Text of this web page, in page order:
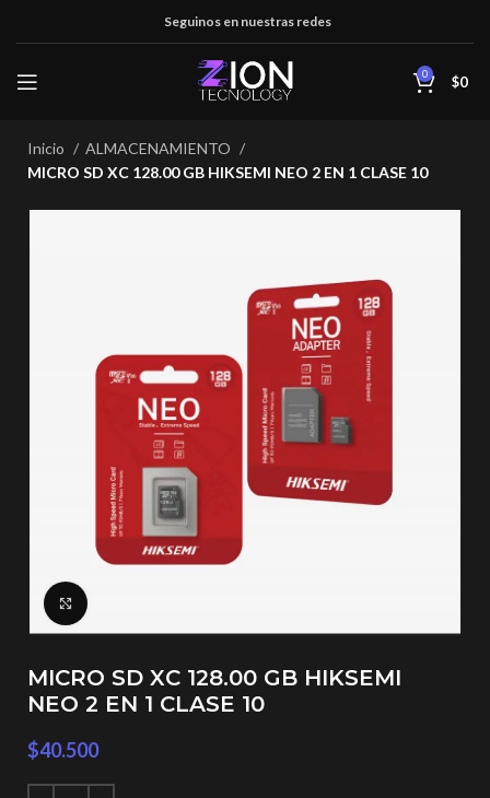
Seguinos en nuestras redes
0 $0
Inicio
ALMACENAMIENTO
MICRO SD XC 128.00 GB HIKSEMI NEO 2 EN 1 CLASE 10
MICRO SD XC 128.00 GB HIKSEMI
NEO 2 EN 1 CLASE 10
$40.500